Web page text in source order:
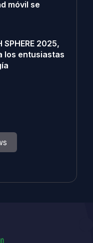
móvil se
SPHERE 2025,
los entusiastas